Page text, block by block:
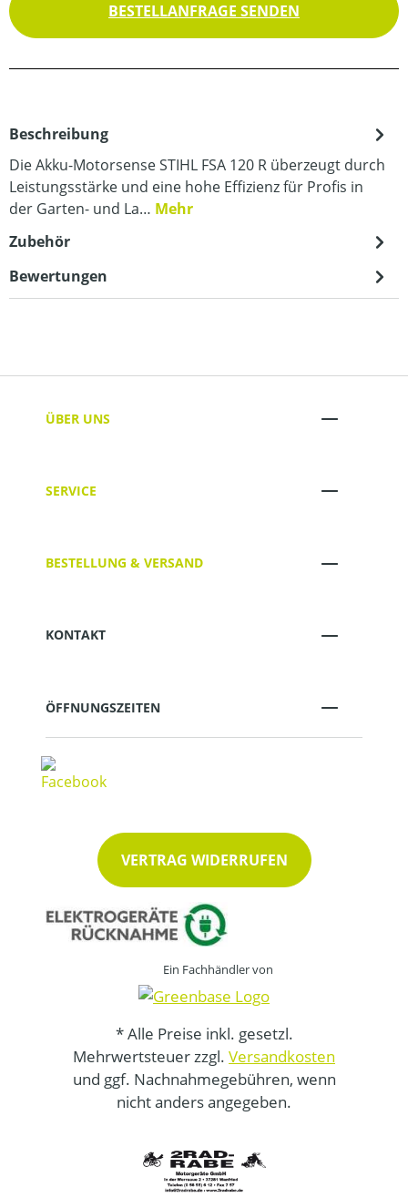
BESTELLANFRAGE SENDEN
Beschreibung
Die Akku-Motorsense STIHL FSA 120 R überzeugt durch
Leistungsstärke und eine hohe Effizienz für Profis in
der Garten- und La… Mehr
Zubehör
Bewertungen
ÜBER UNS
SERVICE
BESTELLUNG & VERSAND
KONTAKT
ÖFFNUNGSZEITEN
VERTRAG WIDERRUFEN
Ein Fachhändler von
* Alle Preise inkl. gesetzl.
Mehrwertsteuer zzgl. Versandkosten
und ggf. Nachnahmegebühren, wenn
nicht anders angegeben.